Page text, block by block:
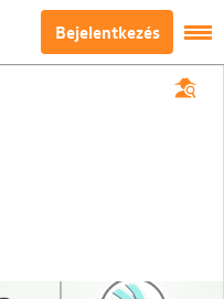
Bejelentkezés